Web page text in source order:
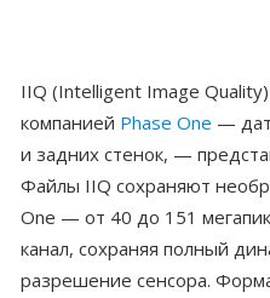
IIQ (Intelligent Image
компанией Phase One —
и задних стенок, —
Файлы IIQ сохраняют
One — от 40 до 151
канал, сохраняя полный
разрешение сенсора.